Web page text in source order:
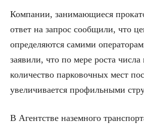
Компании, занимающиеся
ответ на запрос сообщили, что
определяются самими
заявили, что по мере роста числа
количество парковочных мест
увеличивается профильными
В Агентстве наземного